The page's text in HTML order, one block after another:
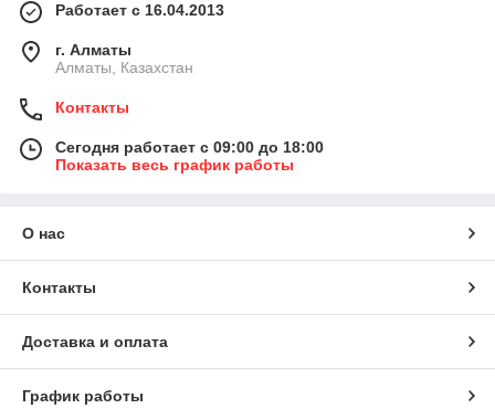
Работает с 16.04.2013
г. Алматы
Алматы, Казахстан
Контакты
Сегодня работает с 09:00 до 18:00
Показать весь график работы
О нас
Контакты
Доставка и оплата
График работы